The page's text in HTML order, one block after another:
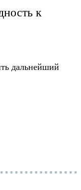
к
дальнейший